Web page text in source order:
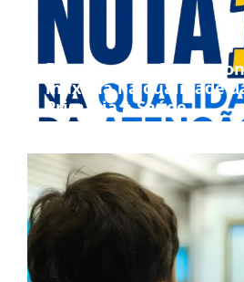
Bom Jesus da Penha
máxima na qualidade
Primária à Saúde